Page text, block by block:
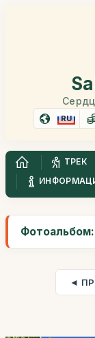
RU
ТРЕК
◄